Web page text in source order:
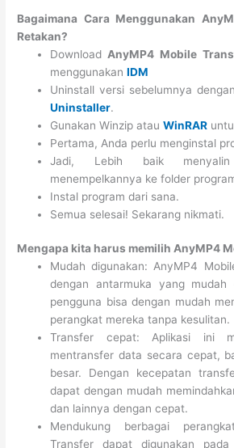
Bagaimana Cara Menggunakan
Retakan?
Download AnyMP4 Mobile
menggunakanIDM
Uninstall versi sebelumnya
Uninstaller.
Gunakan Winzip atauWinRAR
Pertama, Anda perlu menginstal
Jadi, Lebih baik
menempelkannya ke folder
Instal program dari sana.
Semua selesai! Sekarang nikmati.
Mengapa kita harus memilih AnyMP4
Mudah digunakan: AnyMP4
dengan antarmuka yang mudah
pengguna bisa dengan mudah
perangkat mereka tanpa kesulitan.
Transfer cepat: Aplikasi ini
mentransfer data secara cepat,
besar. Dengan kecepatan
dapat dengan mudah
dan lainnya dengan cepat.
Mendukung berbagai
Transfer dapat digunakan